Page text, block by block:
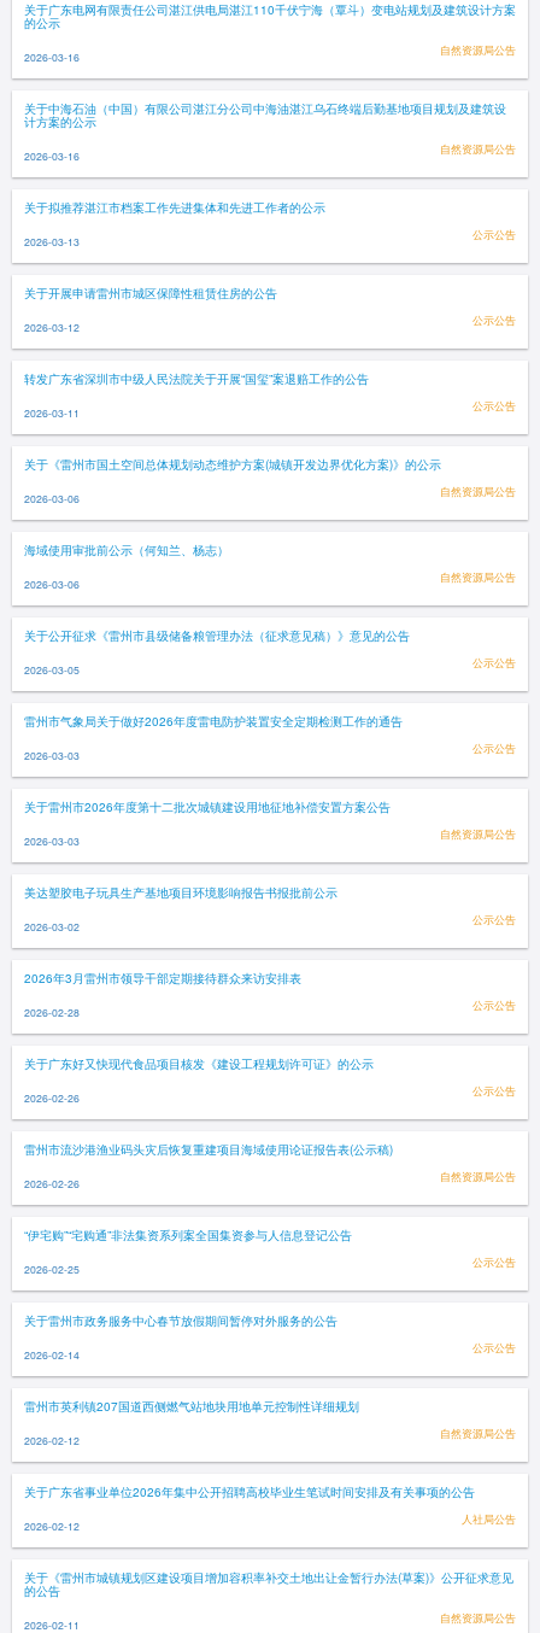
关于广东电网有限责任公司湛江供电局湛江110千伏宁海（覃斗）变电站规划及建筑设计方案
的公示
2026-03-16 自然资源局公告
关于中海石油（中国）有限公司湛江分公司中海油湛江乌石终端后勤基地项目规划及建筑设
计方案的公示
2026-03-16 自然资源局公告
关于拟推荐湛江市档案工作先进集体和先进工作者的公示
2026-03-13 公示公告
关于开展申请雷州市城区保障性租赁住房的公告
2026-03-12 公示公告
转发广东省深圳市中级人民法院关于开展“国玺”案退赔工作的公告
2026-03-11 公示公告
关于《雷州市国土空间总体规划动态维护方案(城镇开发边界优化方案)》的公示
2026-03-06 自然资源局公告
海域使用审批前公示（何知兰、杨志）
2026-03-06 自然资源局公告
关于公开征求《雷州市县级储备粮管理办法（征求意见稿）》意见的公告
2026-03-05 公示公告
雷州市气象局关于做好2026年度雷电防护装置安全定期检测工作的通告
2026-03-03 公示公告
关于雷州市2026年度第十二批次城镇建设用地征地补偿安置方案公告
2026-03-03 自然资源局公告
美达塑胶电子玩具生产基地项目环境影响报告书报批前公示
2026-03-02 公示公告
2026年3月雷州市领导干部定期接待群众来访安排表
2026-02-28 公示公告
关于广东好又快现代食品项目核发《建设工程规划许可证》的公示
2026-02-26 公示公告
雷州市流沙港渔业码头灾后恢复重建项目海域使用论证报告表(公示稿)
2026-02-26 自然资源局公告
“伊宅购”“宅购通”非法集资系列案全国集资参与人信息登记公告
2026-02-25 公示公告
关于雷州市政务服务中心春节放假期间暂停对外服务的公告
2026-02-14 公示公告
雷州市英利镇207国道西侧燃气站地块用地单元控制性详细规划
2026-02-12 自然资源局公告
关于广东省事业单位2026年集中公开招聘高校毕业生笔试时间安排及有关事项的公告
2026-02-12 人社局公告
关于《雷州市城镇规划区建设项目增加容积率补交土地出让金暂行办法(草案)》公开征求意见
的公告
2026-02-11 自然资源局公告